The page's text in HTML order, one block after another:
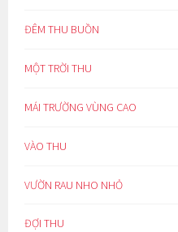
ĐÊM THU BUỒN
MỘT TRỜI THU
MÁI TRƯỜNG VÙNG CAO
VÀO THU
VƯỜN RAU NHO NHỎ
ĐỢI THU